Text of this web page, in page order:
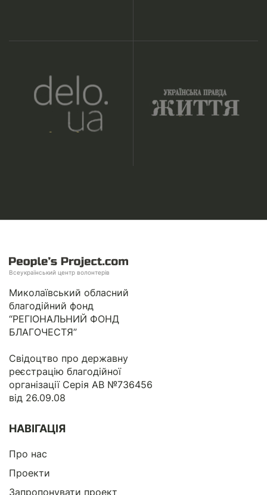
Всеукраїнський центр волонтерів
Миколаївський обласний
благодійний фонд
“РЕГІОНАЛЬНИЙ ФОНД
БЛАГОЧЕСТЯ”
Свідоцтво про державну
реєстрацію благодійної
організації Серія АВ №736456
від 26.09.08
НАВІГАЦІЯ
Про нас
Проекти
Запропонувати проект